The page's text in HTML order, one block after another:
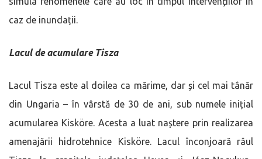
caz de inundații.
Lacul de acumulare Tisza
Lacul Tisza este al doilea ca mărime, dar și cel mai tânăr
din Ungaria – în vârstă de 30 de ani, sub numele inițial
acumularea Kisköre. Acesta a luat naștere prin realizarea
amenajării hidrotehnice Kisköre. Lacul înconjoară râul